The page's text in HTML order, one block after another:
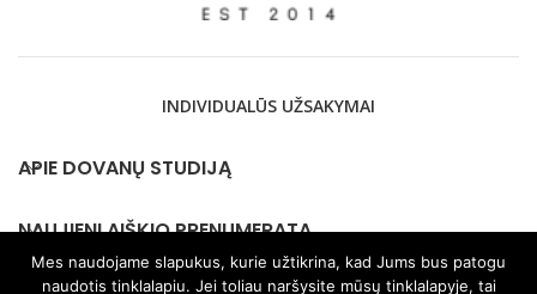
INDIVIDUALŪS UŽSAKYMAI
APIE DOVANŲ STUDIJĄ
NAUJIENLAIŠKIO PRENUMERATA
Mes naudojame slapukus, kurie užtikrina, kad Jums bus patogu
naudotis tinklalapiu. Jei toliau naršysite mūsų tinklalapyje, tai